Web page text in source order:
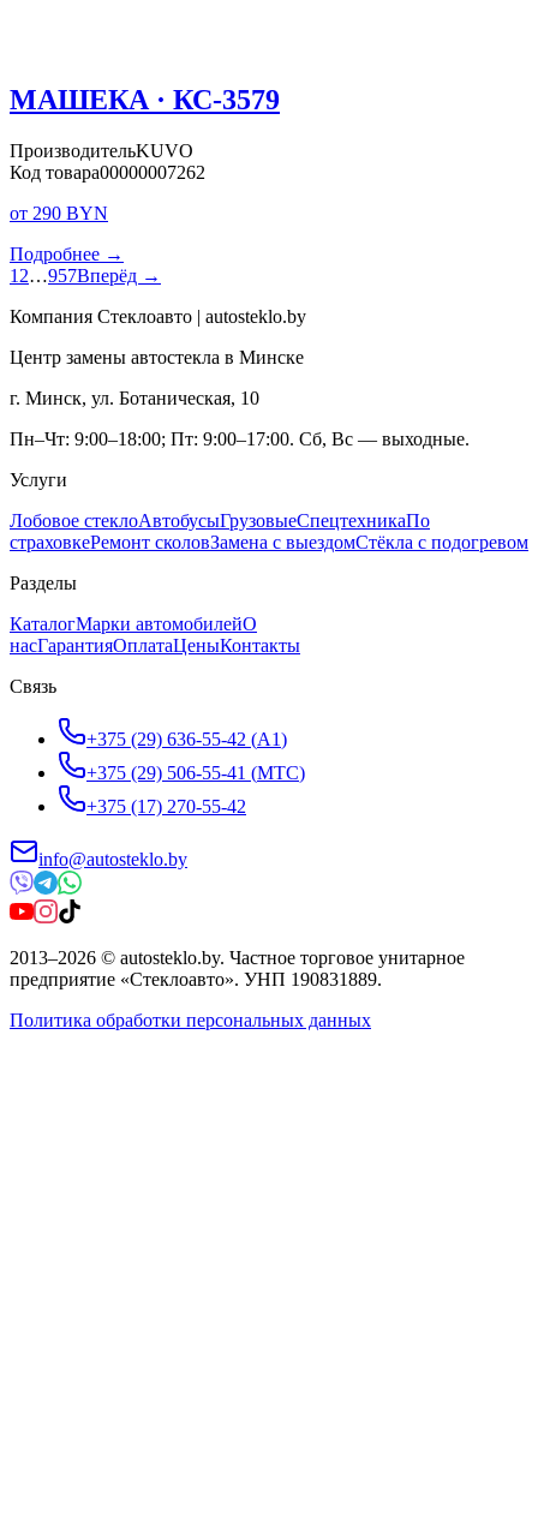
МАШЕКА · КС-3579
ПроизводительKUVO
Код товара00000007262
от 290 BYN
Подробнее →
1 2…957Вперёд →
Компания Стеклоавто | autosteklo.by
Центр замены автостекла в Минске
г. Минск, ул. Ботаническая, 10
Пн–Чт: 9:00–18:00; Пт: 9:00–17:00. Сб, Вс — выходные.
Услуги
Лобовое стеклоАвтобусыГрузовыеСпецтехникаПо
страховкеРемонт сколовЗамена с выездомСтёкла с подогревом
Разделы
КаталогМарки автомобилейО
насГарантияОплатаЦеныКонтакты
Связь
+375 (29) 636-55-42 (A1)
+375 (29) 506-55-41 (МТС)
+375 (17) 270-55-42
info@autosteklo.by
2013–2026 © autosteklo.by. Частное торговое унитарное
предприятие «Стеклоавто». УНП 190831889.
Политика обработки персональных данных